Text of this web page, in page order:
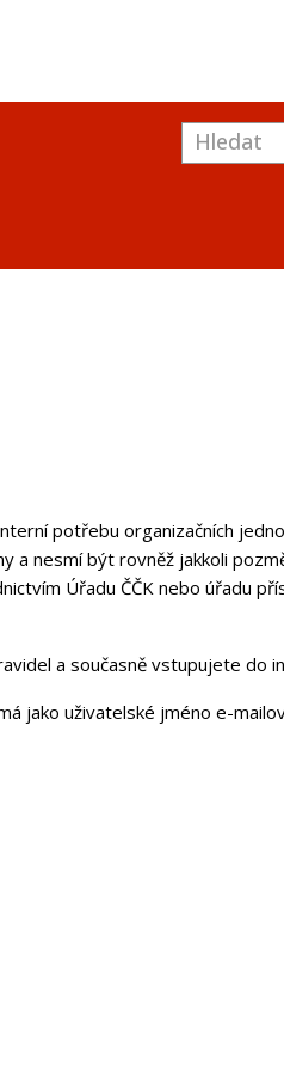
potřebu organizačních
a nesmí být rovněž jakkoli
Úřadu ČČK nebo úřadu
a současně vstupujete do
jako uživatelské jméno e-